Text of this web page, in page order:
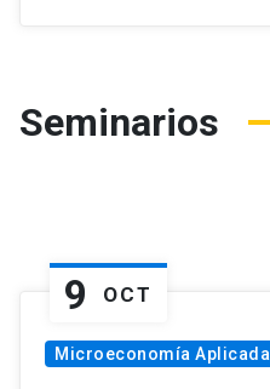
Seminarios
9 OCT
Microeconomía Aplicada